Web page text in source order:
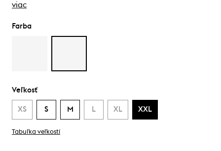
viac
Farba
Veľkosť
XS S M L XL XXL
Tabuľka veľkostí